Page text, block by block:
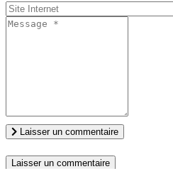
Laisser un commentaire